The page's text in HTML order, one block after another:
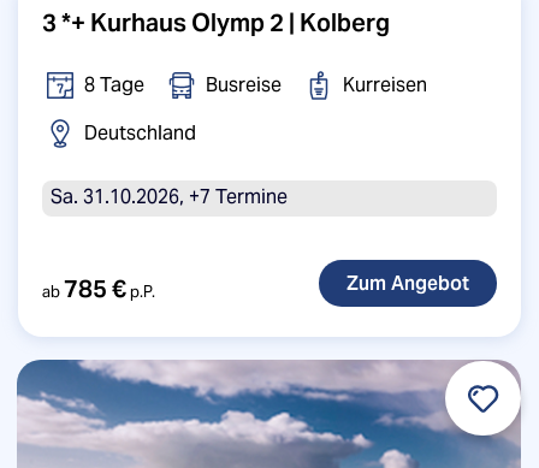
3 *+ Kurhaus Olymp 2 | Kolberg
8 Tage Busreise
Kurreisen
Deutschland
Sa. 31.10.2026, +7 Termine
ab785 €p.P.